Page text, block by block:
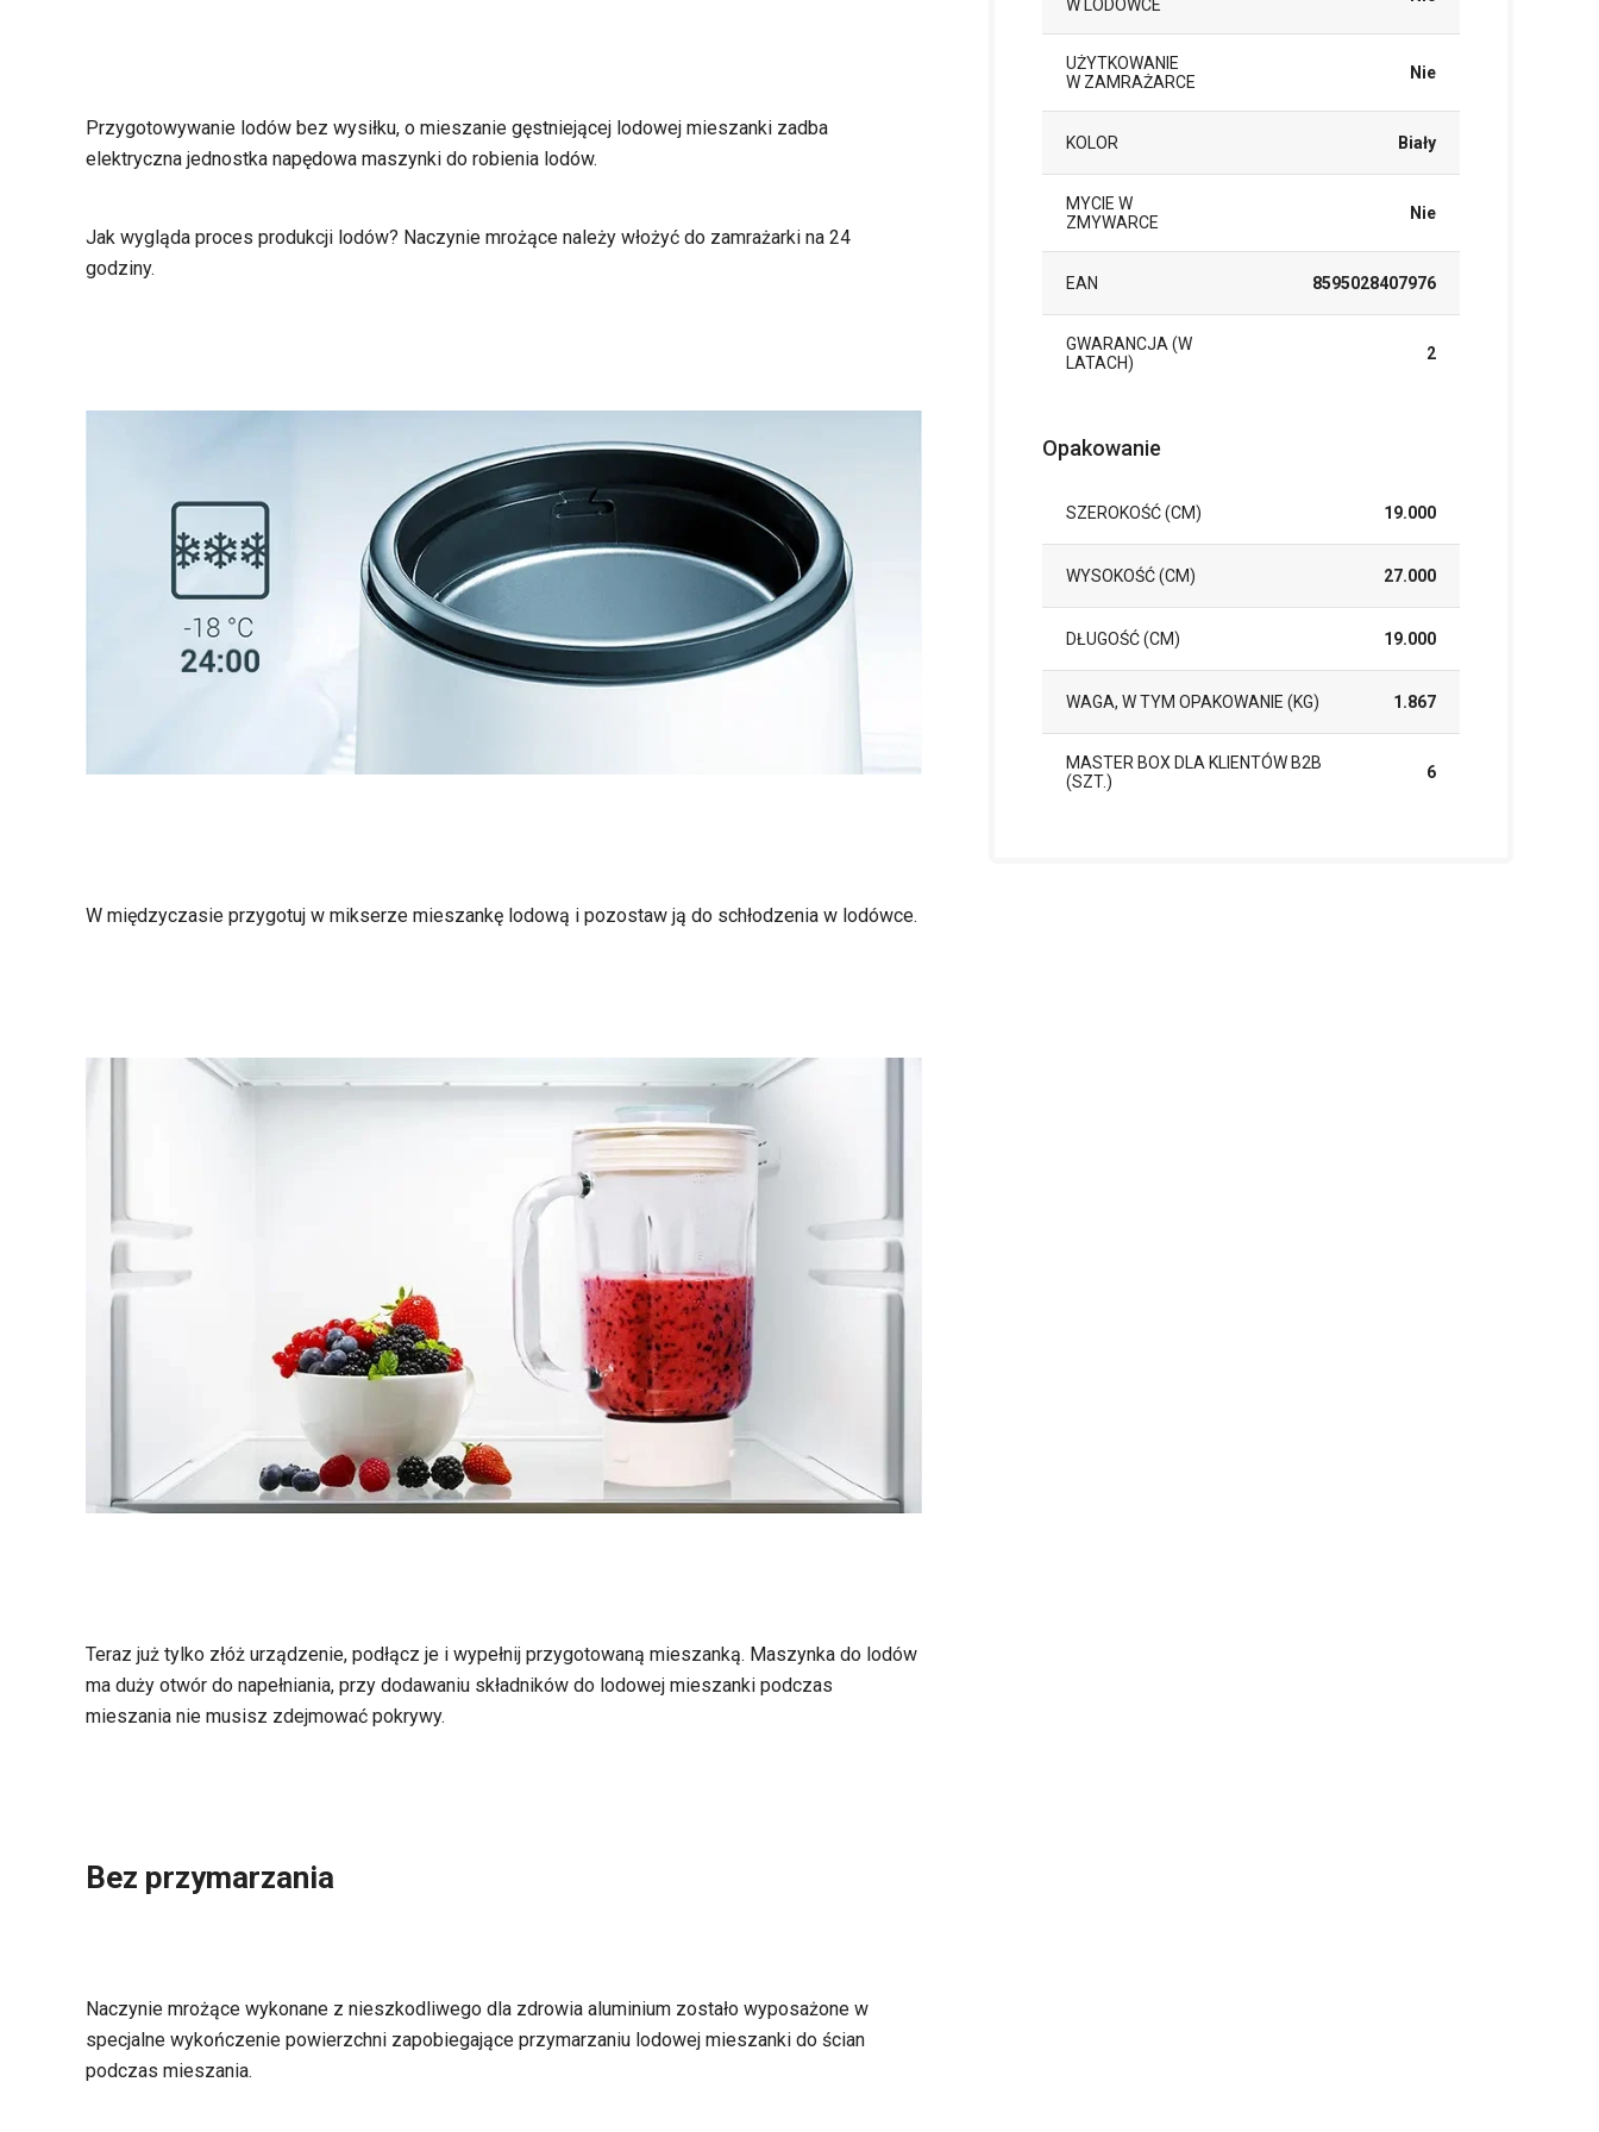
Przygotowywanie lodów bez wysiłku, o mieszanie gęstniejącej lodowej mieszanki zadba
elektryczna jednostka napędowa maszynki do robienia lodów.
Jak wygląda proces produkcji lodów? Naczynie mrożące należy włożyć do zamrażarki na 24
godziny.
W międzyczasie przygotuj w mikserze mieszankę lodową i pozostaw ją do schłodzenia w lodówce.
Teraz już tylko złóż urządzenie, podłącz je i wypełnij przygotowaną mieszanką. Maszynka do lodów
ma duży otwór do napełniania, przy dodawaniu składników do lodowej mieszanki podczas
mieszania nie musisz zdejmować pokrywy.
Bez przymarzania
Naczynie mrożące wykonane z nieszkodliwego dla zdrowia aluminium zostało wyposażone w
specjalne wykończenie powierzchni zapobiegające przymarzaniu lodowej mieszanki do ścian
podczas mieszania.
W LODÓWCE
UŻYTKOWANIE
W ZAMRAŻARCE
Nie
KOLOR Biały
MYCIE W
ZMYWARCE
Nie
EAN 8595028407976
GWARANCJA (W
LATACH)
2
Opakowanie
SZEROKOŚĆ (CM) 19.000
WYSOKOŚĆ (CM) 27.000
DŁUGOŚĆ (CM) 19.000
WAGA, W TYM OPAKOWANIE (KG) 1.867
MASTER BOX DLA KLIENTÓW B2B
(SZT.)
6